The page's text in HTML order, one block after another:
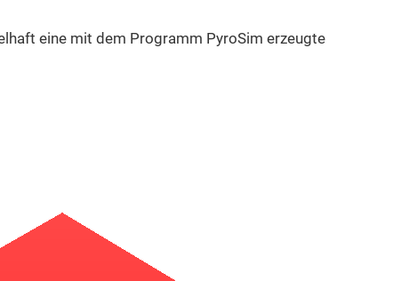
eine mit dem Programm PyroSim erzeugte